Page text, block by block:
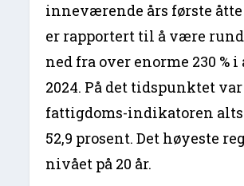
inneværende års første
er rapportert til å være rundt
ned fra over enorme 230 %
2024. På det tidspunktet var
fattigdoms-indikatoren
52,9 prosent. Det høyeste
nivået på 20 år.